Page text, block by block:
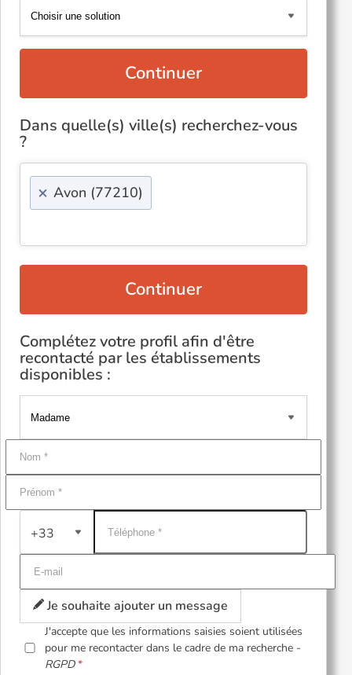
Continuer
Dans quelle(s) ville(s) recherchez-vous
?
× Avon (77210)
Continuer
Complétez votre profil afin d'être
recontacté par les établissements
disponibles :
+33
Je souhaite ajouter un message
J'accepte que les informations saisies soient utilisées
pour me recontacter dans le cadre de ma recherche -
RGPD